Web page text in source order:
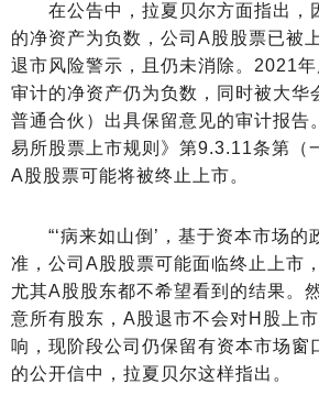
在公告中，拉夏贝尔方面指出，
的净资产为负数，公司A股股票已被
退市风险警示，且仍未消除。2021
审计的净资产仍为负数，同时被大华
普通合伙）出具保留意见的审计报告
易所股票上市规则》第9.3.11条第（
A股股票可能将被终止上市。
“‘病来如山倒’，基于资本市场的
准，公司A股股票可能面临终止上市
尤其A股股东都不希望看到的结果。
意所有股东，A股退市不会对H股上
响，现阶段公司仍保留有资本市场窗
的公开信中，拉夏贝尔这样指出。